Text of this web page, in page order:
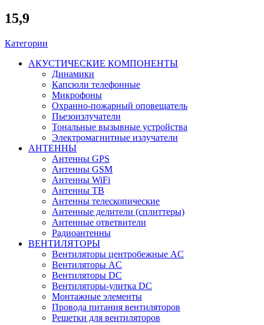
15,9
Категории
АКУСТИЧЕСКИЕ КОМПОНЕНТЫ
Динамики
Капсюли телефонные
Микрофоны
Охранно-пожарный оповещатель
Пьезоизлучатели
Тональные вызывные устройства
Электромагнитные излучатели
АНТЕННЫ
Антенны GPS
Антенны GSM
Антенны WiFi
Антенны ТВ
Антенны телескопические
Антенные делители (сплиттеры)
Антенные ответвители
Радиоантенны
ВЕНТИЛЯТОРЫ
Вентиляторы центробежные AC
Вентиляторы AC
Вентиляторы DC
Вентиляторы-улитка DC
Монтажные элементы
Провода питания вентиляторов
Решетки для вентиляторов